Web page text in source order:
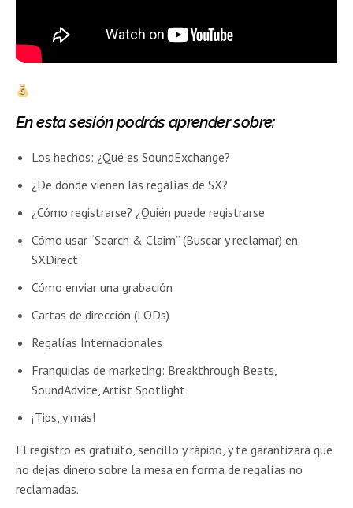
En esta sesión podrás aprender sobre:
Los hechos: ¿Qué es SoundExchange?
¿De dónde vienen las regalías de SX?
¿Cómo registrarse? ¿Quién puede registrarse
Cómo usar “Search & Claim” (Buscar y reclamar) en
SXDirect
Cómo enviar una grabación
Cartas de dirección (LODs)
Regalías Internacionales
Franquicias de marketing: Breakthrough Beats,
SoundAdvice, Artist Spotlight
¡Tips, y más!
El registro es gratuito, sencillo y rápido, y te garantizará que
no dejas dinero sobre la mesa en forma de regalías no
reclamadas.